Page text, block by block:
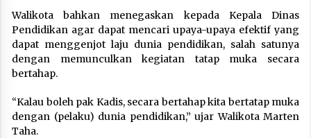
Walikota bahkan menegaskan kepada Kepala Dinas
Pendidikan agar dapat mencari upaya-upaya efektif yang
dapat menggenjot laju dunia pendidikan, salah satunya
dengan memunculkan kegiatan tatap muka secara
bertahap.
“Kalau boleh pak Kadis, secara bertahap kita bertatap muka
dengan (pelaku) dunia pendidikan,” ujar Walikota Marten
Taha.